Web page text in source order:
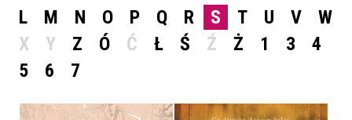
L
M N O P Q R S T U V
W
X
Y Z Ó Ć Ł Ś Ź Ż 1 3
4
5
6 7